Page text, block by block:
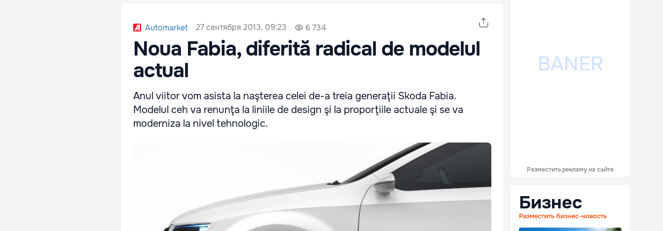
Automarket 27 сентября 2013, 09:23 6 734
Noua Fabia, diferită radical de modelul
actual
Anul viitor vom asista la naşterea celei de-a treia generaţii Skoda Fabia.
Modelul ceh va renunţa la liniile de design şi la proporţiile actuale şi se va
moderniza la nivel tehnologic.
Разместить рекламу на сайте
Бизнес
Разместить бизнес-новость